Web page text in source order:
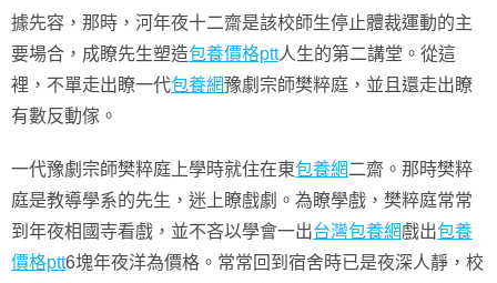
據先容，那時，河年夜十二齋是該校師生停止體裁運動的主
要場合，成瞭先生塑造包養價格ptt人生的第二講堂。從這
裡，不單走出瞭一代包養網豫劇宗師樊粹庭，並且還走出瞭
有數反動傢。
一代豫劇宗師樊粹庭上學時就住在東包養網二齋。那時樊粹
庭是教導學系的先生，迷上瞭戲劇。為瞭學戲，樊粹庭常常
到年夜相國寺看戲，並不吝以學會一出台灣包養網戲出包養
價格ptt6塊年夜洋為價格。常常回到宿舍時已是夜深人靜，校